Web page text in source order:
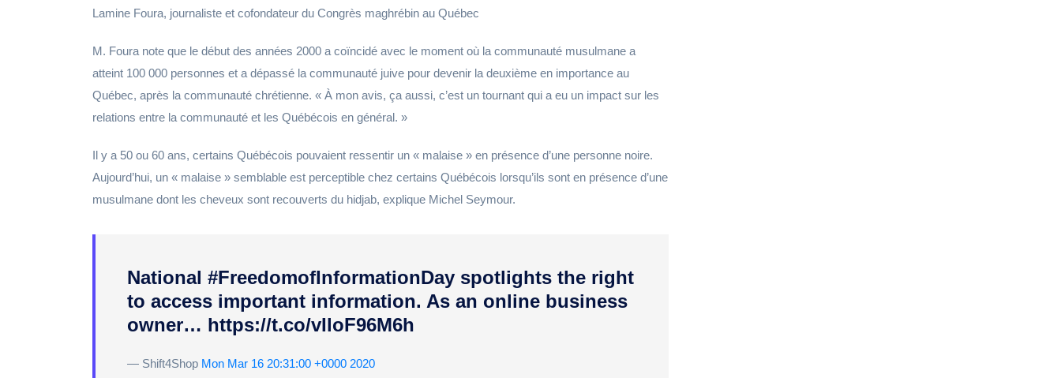
Lamine Foura, journaliste et cofondateur du Congrès maghrébin au Québec
M. Foura note que le début des années 2000 a coïncidé avec le moment où la communauté musulmane a
atteint 100 000 personnes et a dépassé la communauté juive pour devenir la deuxième en importance au
Québec, après la communauté chrétienne. « À mon avis, ça aussi, c’est un tournant qui a eu un impact sur les
relations entre la communauté et les Québécois en général. »
Il y a 50 ou 60 ans, certains Québécois pouvaient ressentir un « malaise » en présence d’une personne noire.
Aujourd’hui, un « malaise » semblable est perceptible chez certains Québécois lorsqu’ils sont en présence d’une
musulmane dont les cheveux sont recouverts du hidjab, explique Michel Seymour.
National #FreedomofInformationDay spotlights the right
to access important information. As an online business
owner… https://t.co/vIloF96M6h
— Shift4Shop Mon Mar 16 20:31:00 +0000 2020